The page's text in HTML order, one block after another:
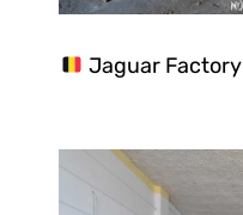
Jaguar Factory